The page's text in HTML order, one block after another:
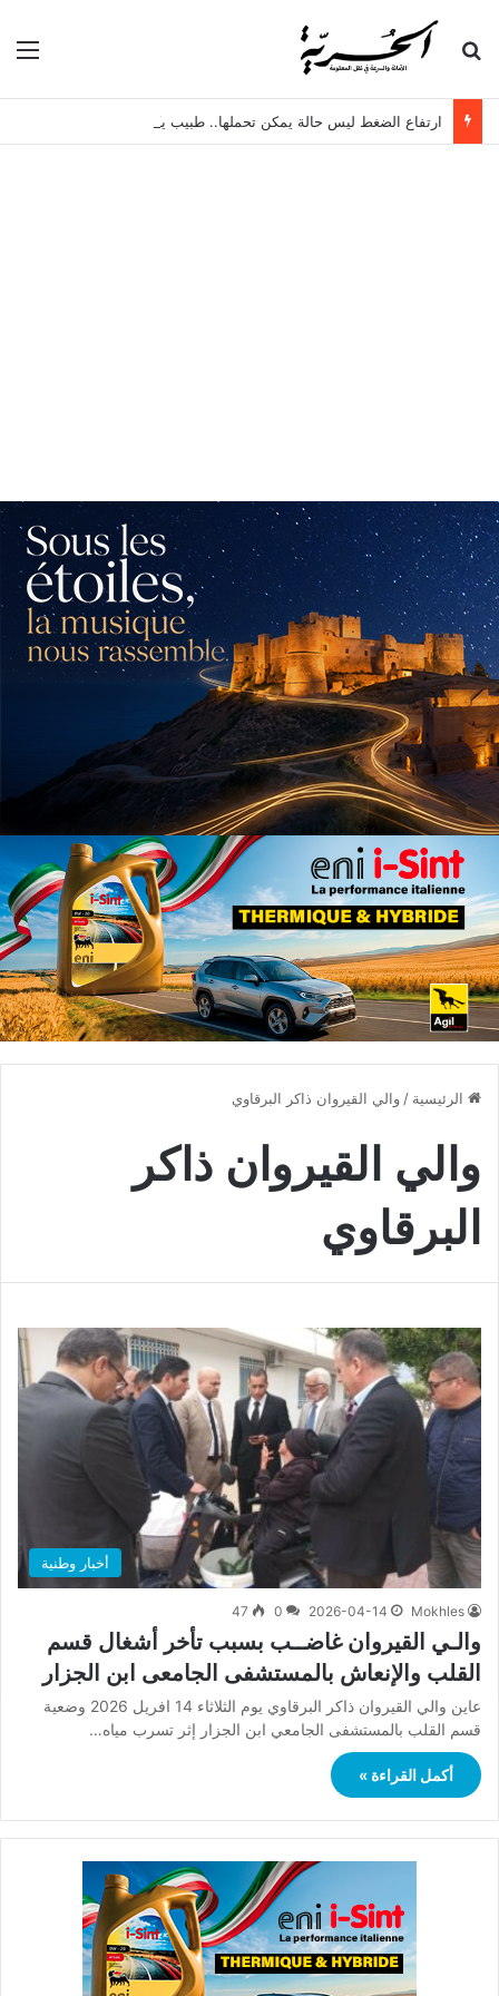
بحث عن
الرئيسية / والي القيروان ذاكر البرقاوي
والي القيروان ذاكر
البرقاوي
أخبار وطنية
Mokhles
2026-04-14
0
47
والـي القيروان غاضــب بسبب تأخر أشغال قسم
القلب والإنعاش بالمستشفى الجامعى ابن الجزار
عاين والي القيروان ذاكر البرقاوي يوم الثلاثاء 14 افريل 2026 وضعية
قسم القلب بالمستشفى الجامعي ابن الجزار إثر تسرب مياه…
أكمل القراءة »